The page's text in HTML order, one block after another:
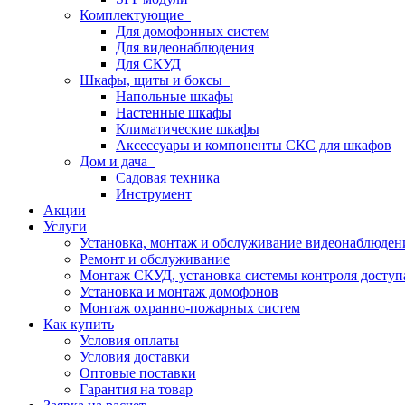
Комплектующие
Для домофонных систем
Для видеонаблюдения
Для СКУД
Шкафы, щиты и боксы
Напольные шкафы
Настенные шкафы
Климатические шкафы
Аксессуары и компоненты СКС для шкафов
Дом и дача
Садовая техника
Инструмент
Акции
Услуги
Установка, монтаж и обслуживание
Ремонт и обслуживание
Монтаж СКУД, установка системы контроля
Установка и монтаж домофонов
Монтаж охранно-пожарных систем
Как купить
Условия оплаты
Условия доставки
Оптовые поставки
Гарантия на товар